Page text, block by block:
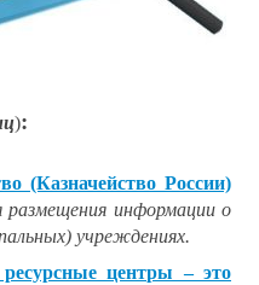
):
(Казначейство России)
информации о
учреждениях.
центры – это